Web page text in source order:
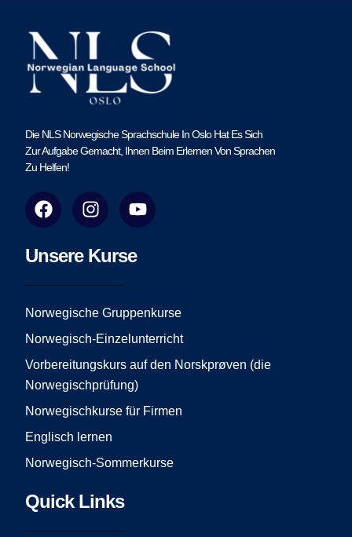
Die NLS Norwegische Sprachschule In Oslo Hat Es Sich
Zur Aufgabe Gemacht, Ihnen Beim Erlernen Von Sprachen
Zu Helfen!
F
a
e
o
o
I
n
t
g
r
m
Y
o
t
e
Unsere Kurse
Norwegische Gruppenkurse
Norwegisch-Einzelunterricht
Vorbereitungskurs auf den Norskprøven (die
Norwegischprüfung)
Norwegischkurse für Firmen
Englisch lernen
Norwegisch-Sommerkurse
Quick Links